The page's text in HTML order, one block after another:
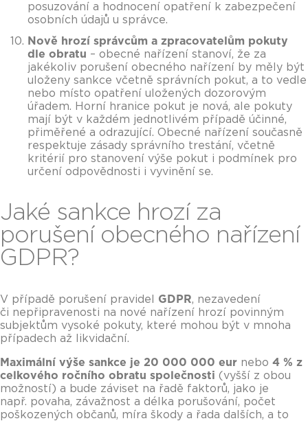
posuzování a hodnocení opatření k zabezpečení
osobních údajů u správce.
Nově hrozí správcům a zpracovatelům pokuty
dle obratu – obecné nařízení stanoví, že za
jakékoliv porušení obecného nařízení by měly být
uloženy sankce včetně správních pokut, a to vedle
nebo místo opatření uložených dozorovým
úřadem. Horní hranice pokut je nová, ale pokuty
mají být v každém jednotlivém případě účinné,
přiměřené a odrazující. Obecné nařízení současně
respektuje zásady správního trestání, včetně
kritérií pro stanovení výše pokut i podmínek pro
určení odpovědnosti i vyvinění se.
Jaké sankce hrozí za
porušení obecného nařízení
GDPR?
V případě porušení pravidel GDPR, nezavedení
či nepřipravenosti na nové nařízení hrozí povinným
subjektům vysoké pokuty, které mohou být v mnoha
případech až likvidační.
Maximální výše sankce je 20 000 000 eur nebo 4 % z
celkového ročního obratu společnosti (vyšší z obou
možností) a bude záviset na řadě faktorů, jako je
např. povaha, závažnost a délka porušování, počet
poškozených občanů, míra škody a řada dalších, a to